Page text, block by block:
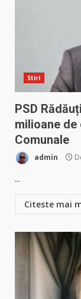
Stiri
PSD
milioane
Comunale
admin
...
Citeste mai